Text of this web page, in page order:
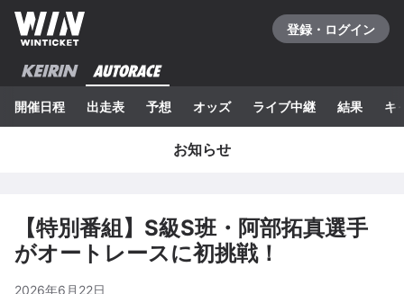
登録・ログイン
開催日程 出走表 予想 オッズ ライブ中継 結果 キ
お知らせ
【特別番組】S級S班・阿部拓真選手
がオートレースに初挑戦！
2026年6月22日